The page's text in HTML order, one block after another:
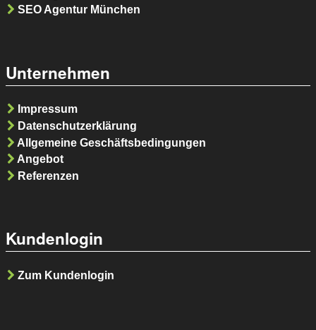
SEO Agentur München
Unternehmen
Impressum
Datenschutzerklärung
Allgemeine Geschäftsbedingungen
Angebot
Referenzen
Kundenlogin
Zum Kundenlogin